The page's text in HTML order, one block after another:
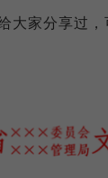
大家分享过